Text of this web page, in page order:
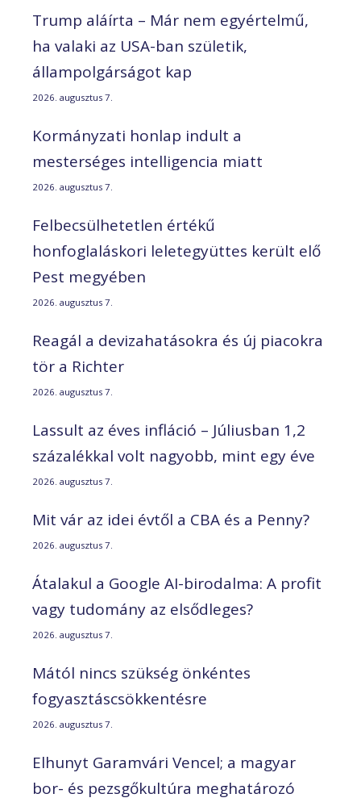
Trump aláírta – Már nem egyértelmű,
ha valaki az USA-ban születik,
állampolgárságot kap
2026. augusztus 7.
Kormányzati honlap indult a
mesterséges intelligencia miatt
2026. augusztus 7.
Felbecsülhetetlen értékű
honfoglaláskori leletegyüttes került elő
Pest megyében
2026. augusztus 7.
Reagál a devizahatásokra és új piacokra
tör a Richter
2026. augusztus 7.
Lassult az éves infláció – Júliusban 1,2
százalékkal volt nagyobb, mint egy éve
2026. augusztus 7.
Mit vár az idei évtől a CBA és a Penny?
2026. augusztus 7.
Átalakul a Google AI-birodalma: A profit
vagy tudomány az elsődleges?
2026. augusztus 7.
Mától nincs szükség önkéntes
fogyasztáscsökkentésre
2026. augusztus 7.
Elhunyt Garamvári Vencel; a magyar
bor- és pezsgőkultúra meghatározó